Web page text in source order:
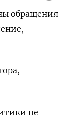
обращения
не